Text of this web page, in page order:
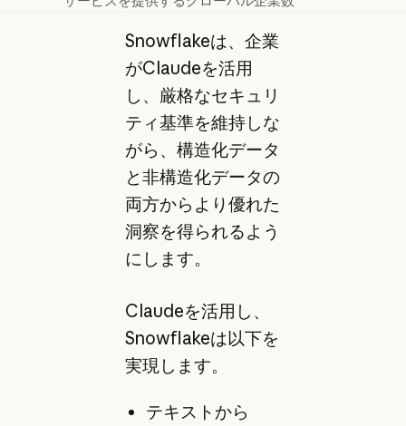
Snowflakeは、企業
がClaudeを活用
し、厳格なセキュリ
ティ基準を維持しな
がら、構造化データ
と非構造化データの
両方からより優れた
洞察を得られるよう
にします。
Claudeを活用し、
Snowflakeは以下を
実現します。
テキストから